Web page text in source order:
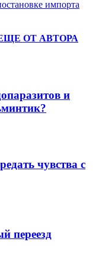
импорта
ОТ АВТОРА
и
чувства с
переезд